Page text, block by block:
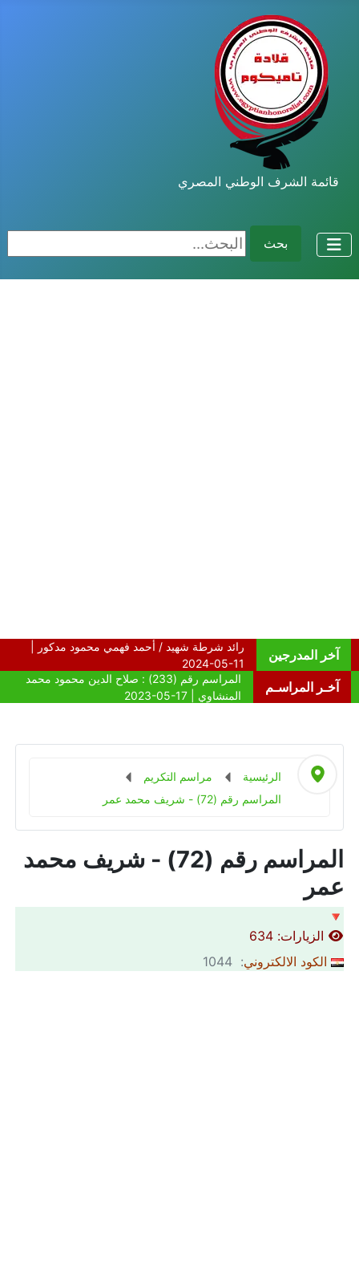
قائمة الشرف الوطني المصري
بحث البحث...
آخر المدرجين
آخـر المراسـم
الرئيسية
مراسم التكريم
المراسم رقم (72) - شريف محمد عمر
المراسم رقم (72) - شريف محمد
عمر
🔻
الزيارات: 634
الكود الالكتروني: 1044